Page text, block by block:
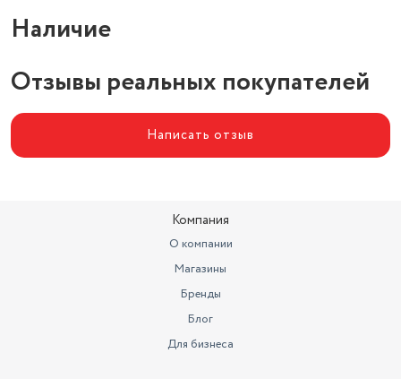
Наличие
Отзывы реальных покупателей
Написать отзыв
Компания
О компании
Магазины
Бренды
Блог
Для бизнеса